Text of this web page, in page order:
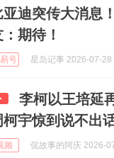
亚迪突传大消息
期待！
号 星岛记事 2026-07-28
李柯以王培延
柯宇惊到说不出
频 侃故事的阿庆 2026-